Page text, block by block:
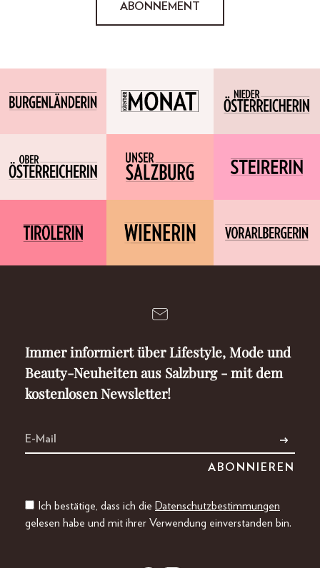
ABONNEMENT
Immer informiert über Lifestyle, Mode und
Beauty-Neuheiten aus Salzburg - mit dem
kostenlosen Newsletter!
Ich bestätige, dass ich die Datenschutzbestimmungen
gelesen habe und mit ihrer Verwendung einverstanden bin.